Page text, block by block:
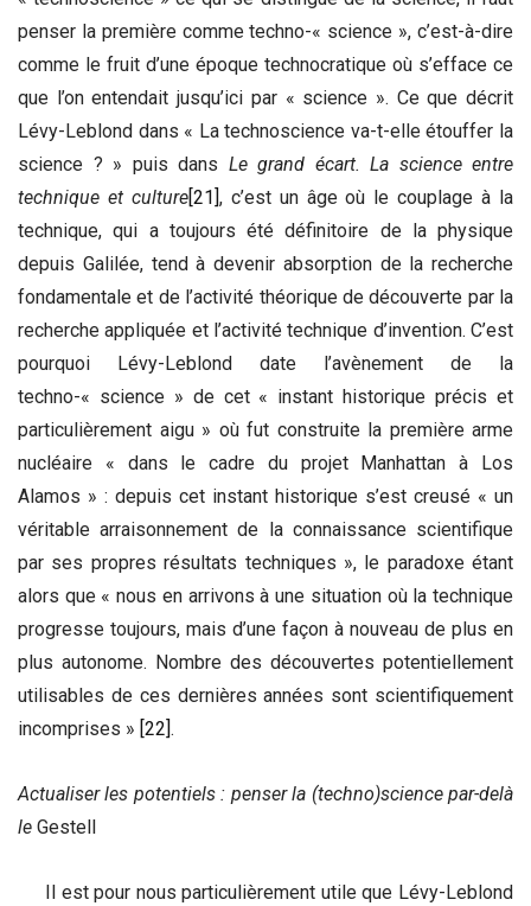
penser la première comme techno-« science », c’est-à-dire
comme le fruit d’une époque technocratique où s’efface ce
que l’on entendait jusqu’ici par « science ». Ce que décrit
Lévy-Leblond dans « La technoscience va-t-elle étouffer la
science ? » puis dans Le grand écart. La science entre
technique et culture[21], c’est un âge où le couplage à la
technique, qui a toujours été définitoire de la physique
depuis Galilée, tend à devenir absorption de la recherche
fondamentale et de l’activité théorique de découverte par la
recherche appliquée et l’activité technique d’invention. C’est
pourquoi Lévy-Leblond date l’avènement de la
techno-« science » de cet « instant historique précis et
particulièrement aigu » où fut construite la première arme
nucléaire « dans le cadre du projet Manhattan à Los
Alamos » : depuis cet instant historique s’est creusé « un
véritable arraisonnement de la connaissance scientifique
par ses propres résultats techniques », le paradoxe étant
alors que « nous en arrivons à une situation où la technique
progresse toujours, mais d’une façon à nouveau de plus en
plus autonome. Nombre des découvertes potentiellement
utilisables de ces dernières années sont scientifiquement
incomprises » [22].
Actualiser les potentiels : penser la (techno)science par-delà
le Gestell
Il est pour nous particulièrement utile que Lévy-Leblond